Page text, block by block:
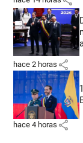
hace 2 horas share
hace 4 horas share